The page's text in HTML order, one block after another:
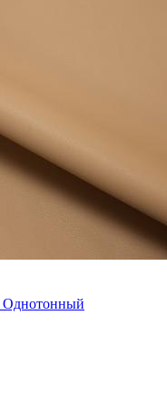
Однотонный